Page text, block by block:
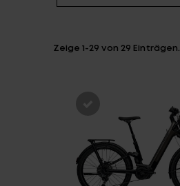
Zeige1-29 von 29 Einträgen.